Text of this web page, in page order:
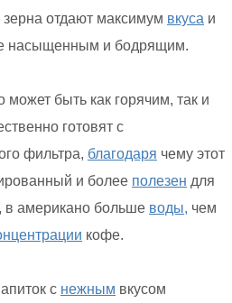
отдают максимум вкуса и
насыщенным и бодрящим.
быть как горячим, так и
готовят с
фильтра, благодаря чему этот
и более полезен для
в американо больше воды, чем
кофе.
с нежным вкусом